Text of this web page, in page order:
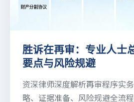
胜诉在再审：专业人士
要点与风险规避
资深律师深度解析再审程序实
略、证据准备、风险规避全流